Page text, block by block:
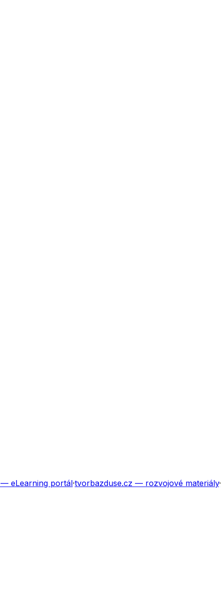
— eLearning portál·tvorbazduse.cz — rozvojové materiály·